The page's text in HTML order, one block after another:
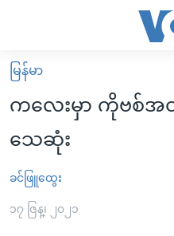
လွယ်ကူ
စေ
များ
ပင်မ
မူလစာမျက်နှာ
မြန်မာ
ကမ္ဘာ့သတင်းများ
နိုင်ငံတကာ
အမေရိကန်
ဗွီဒီယို
သတင်းလွတ်လပ်ခွင့်
မြန်မာ
ကလေးမှာ ကိုဗစ်အ
သေဆုံး
ခင်ဖြူထွေး
၁၇ ဇြန္၊ ၂၀၂၁